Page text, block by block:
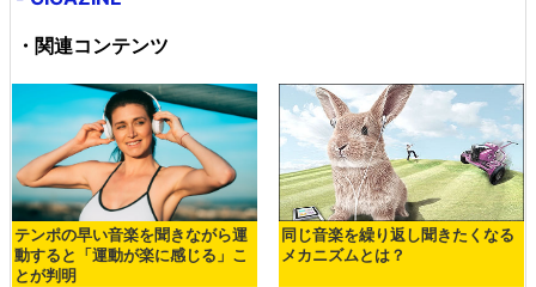
・関連コンテンツ
テンポの早い音楽を聞きながら運
動すると「運動が楽に感じる」こ
とが判明
同じ音楽を繰り返し聞きたくなる
メカニズムとは？